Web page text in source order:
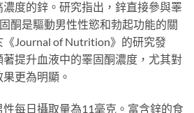
度的鋅。研究指出，鋅直接參與睪
酮是驅動男性性慾和勃起功能的關
Journal of Nutrition》的研究發
提升血液中的睪固酮濃度，尤其對
更為明顯。
每日攝取量為11毫克。富含鋅的食